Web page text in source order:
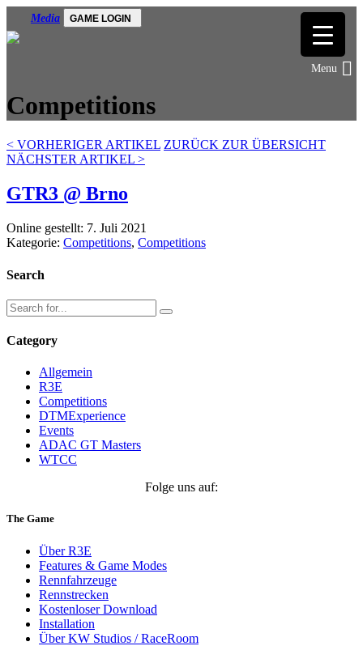
Media GAME LOGIN
Competitions
< VORHERIGER ARTIKEL ZURÜCK ZUR ÜBERSICHT
NÄCHSTER ARTIKEL >
GTR3 @ Brno
Online gestellt: 7. Juli 2021
Kategorie: Competitions, Competitions
Search
Category
Allgemein
R3E
Competitions
DTMExperience
Events
ADAC GT Masters
WTCC
Folge uns auf:
The Game
Über R3E
Features & Game Modes
Rennfahrzeuge
Rennstrecken
Kostenloser Download
Installation
Über KW Studios / RaceRoom